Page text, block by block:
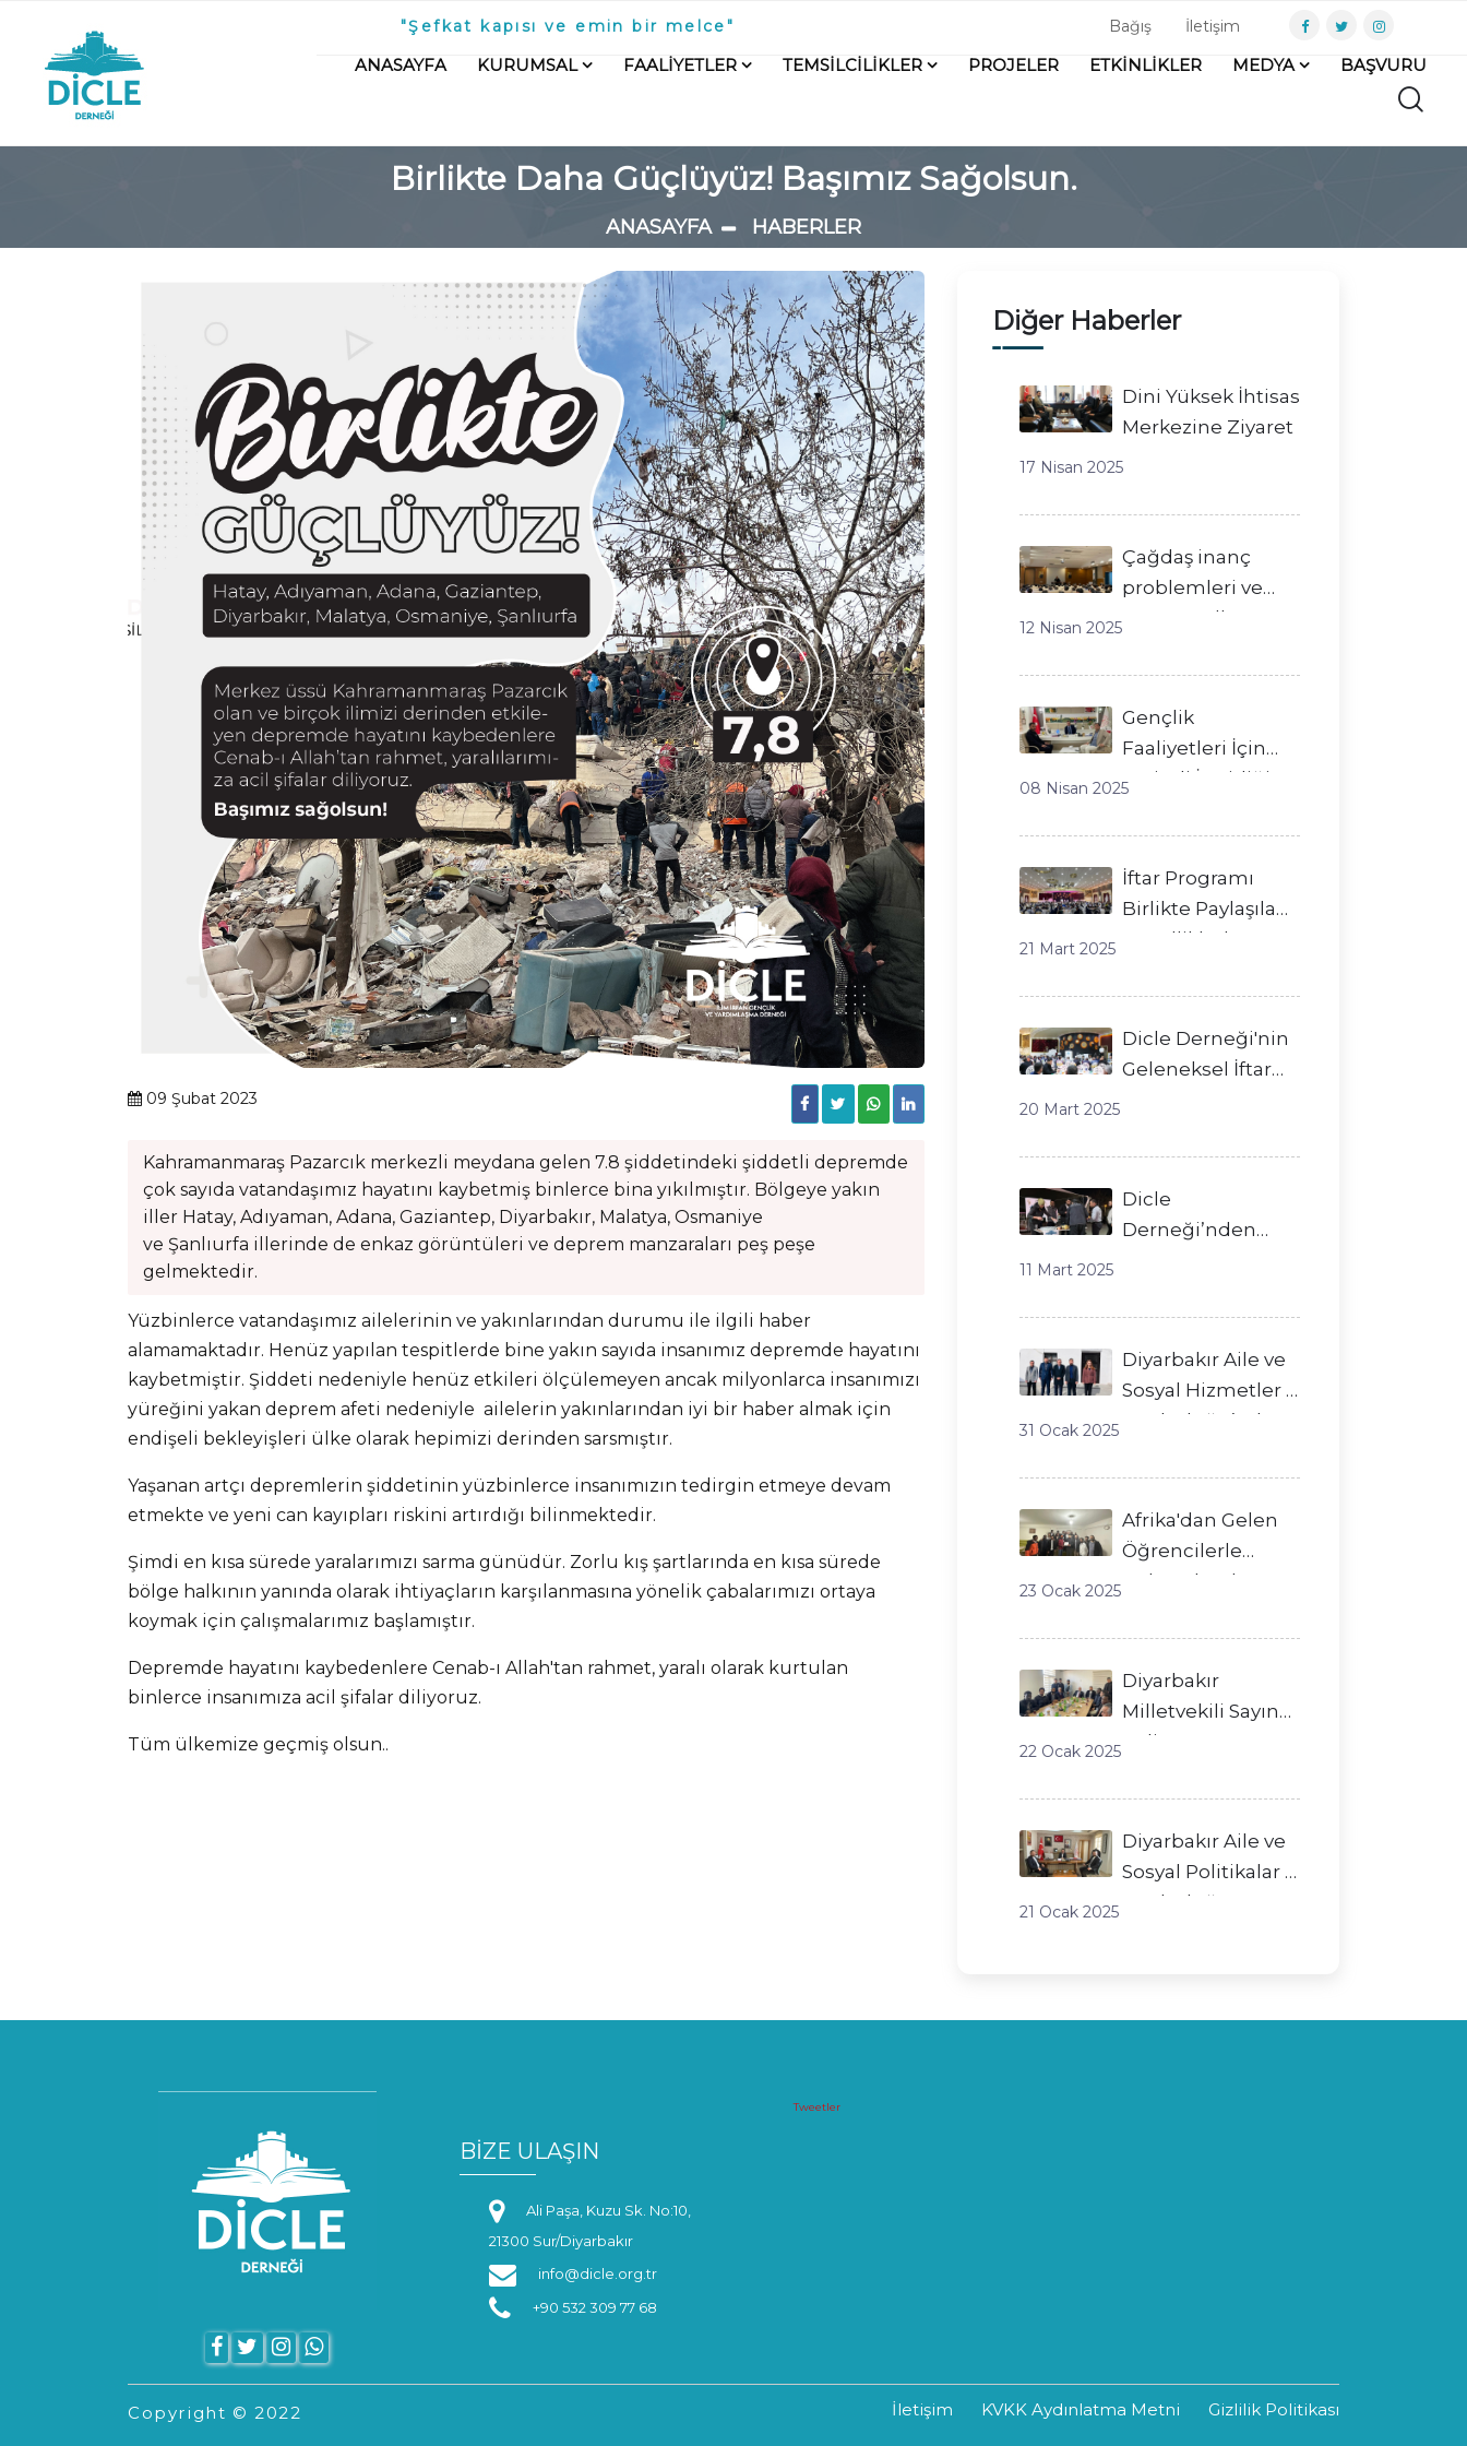
"Şefkat kapısı ve emin bir melce" Bağış İletişim
ANASAYFA KURUMSAL FAALİYETLER TEMSİLCİLİKLER PROJELER ETKİNLİKLER MEDYA BAŞVURU
Birlikte Daha Güçlüyüz! Başımız Sağolsun.
ANASAYFA HABERLER
09 Şubat 2023
Kahramanmaraş Pazarcık merkezli meydana gelen 7.8 şiddetindeki şiddetli depremde
çok sayıda vatandaşımız hayatını kaybetmiş binlerce bina yıkılmıştır. Bölgeye yakın
iller Hatay, Adıyaman, Adana, Gaziantep, Diyarbakır, Malatya, Osmaniye
ve Şanlıurfa illerinde de enkaz görüntüleri ve deprem manzaraları peş peşe
gelmektedir.
Yüzbinlerce vatandaşımız ailelerinin ve yakınlarından durumu ile ilgili haber
alamamaktadır. Henüz yapılan tespitlerde bine yakın sayıda insanımız depremde hayatını
kaybetmiştir. Şiddeti nedeniyle henüz etkileri ölçülemeyen ancak milyonlarca insanımızı
yüreğini yakan deprem afeti nedeniyle ailelerin yakınlarından iyi bir haber almak için
endişeli bekleyişleri ülke olarak hepimizi derinden sarsmıştır.
Yaşanan artçı depremlerin şiddetinin yüzbinlerce insanımızın tedirgin etmeye devam
etmekte ve yeni can kayıpları riskini artırdığı bilinmektedir.
Şimdi en kısa sürede yaralarımızı sarma günüdür. Zorlu kış şartlarında en kısa sürede
bölge halkının yanında olarak ihtiyaçların karşılanmasına yönelik çabalarımızı ortaya
koymak için çalışmalarımız başlamıştır.
Depremde hayatını kaybedenlere Cenab-ı Allah'tan rahmet, yaralı olarak kurtulan
binlerce insanımıza acil şifalar diliyoruz.
Tüm ülkemize geçmiş olsun..
Diğer Haberler
Dini Yüksek İhtisas
Merkezine Ziyaret
17 Nisan 2025
Çağdaş inanç
problemleri ve
çözüm yolları
12 Nisan 2025
Gençlik
Faaliyetleri İçin
Verimli İş Birliği
08 Nisan 2025
İftar Programı
Birlikte Paylaşılan
Güzelliklerle
21 Mart 2025
Dicle Derneği'nin
Geleneksel İftar
Gerçekleşti
20 Mart 2025
Dicle
Derneği’nden
Hastanesi’nde
İkram
11 Mart 2025
Diyarbakır Aile ve
Sosyal Hizmetler İl
Müdürlüğü’nden
Nezaket Ziyareti
31 Ocak 2025
Afrika'dan Gelen
Öğrencilerle
Kültürel Buluşma
23 Ocak 2025
Diyarbakır
Milletvekili Sayın
Galip
Dicle Derneği’ne
Ziyaret
22 Ocak 2025
Diyarbakır Aile ve
Sosyal Politikalar İl
Müdürlüğü'ne
21 Ocak 2025
BİZE ULAŞIN
Ali Paşa, Kuzu Sk. No:10,
21300 Sur/Diyarbakır
info@dicle.org.tr
+90 532 309 77 68
Tweetler
Copyright © 2022 İletişim KVKK Aydınlatma Metni Gizlilik Politikası